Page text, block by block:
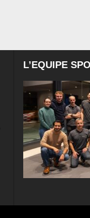
L’EQUIPE